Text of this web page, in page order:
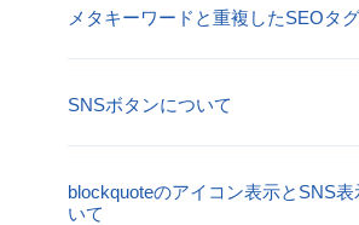
メタキーワードと重複したSEOタグ
SNSボタンについて
blockquoteのアイコン表示とSNS表
いて